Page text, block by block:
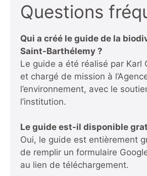
Questions
Qui a créé le guide de la
Saint-Barthélemy ?
Le guide a été réalisé par Karl
et chargé de mission à
l’environnement, avec le
l’institution.
Le guide est-il disponible
Oui, le guide est entièrement
de remplir un formulaire
au lien de téléchargement.